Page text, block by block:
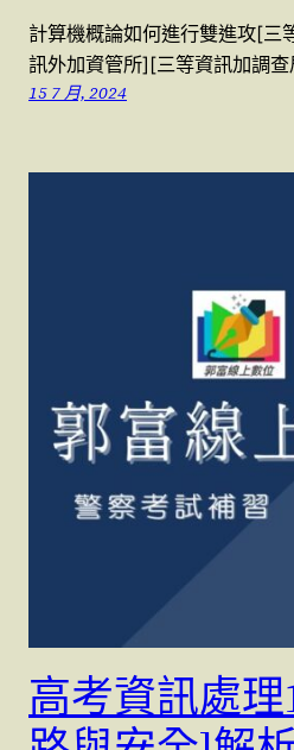
計算機概論如何進行雙進攻[三
訊外加資管所][三等資訊加調
15 7 月, 2024
高考資訊處